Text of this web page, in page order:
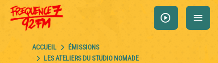
play_circle menu
ÉMISSIONS
LES ATELIERS DU STUDIO NOMADE
Panneau de gestion des cookies